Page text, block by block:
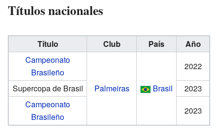
Títulos nacionales
Título Club País
Año
Campeonato
Brasileño
Palmeiras
Brasil
2022
Supercopa de Brasil
2023
Campeonato
Brasileño
2023